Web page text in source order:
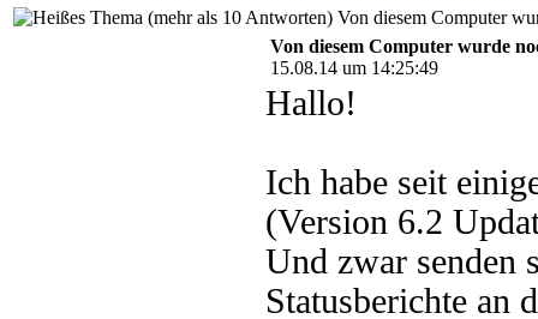
Von diesem Computer
Von diesem Computer wurde
15.08.14 um 14:25:49
Hallo!
Ich habe seit
(Version 6.2
Und zwar senden
Statusberichte an